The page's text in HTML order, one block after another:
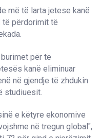
më të larta jetese kanë
të përdorimit të
për të
kanë eliminuar
në gjendje të zhdukin
studiuesit.
e këtyre ekonomive
në tregun global",